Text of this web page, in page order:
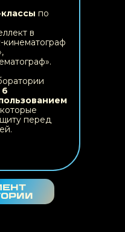
по
в
кинематограф
перед